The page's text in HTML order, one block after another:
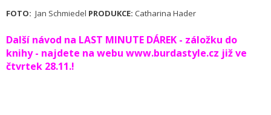
FOTO: Jan Schmiedel PRODUKCE: Catharina Hader
Další návod na LAST MINUTE DÁREK - záložku do
knihy - najdete na webu www.burdastyle.cz již ve
čtvrtek 28.11.!